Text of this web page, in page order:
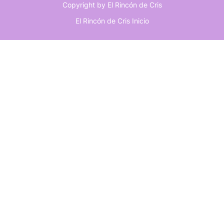
Copyright by El Rincón de Cris
El Rincón de Cris Inicio